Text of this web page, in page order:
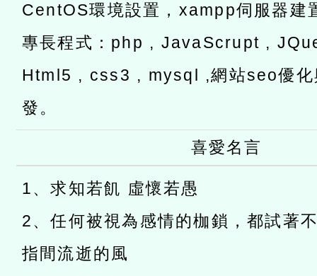
CentOS環境設置，xampp伺服器建
專長程式：php , JavaScrupt ,
Html5 , css3 , mysql ,網站seo優化
發。
喜愛名言
1、求知若飢 虛懷若愚
2、任何被視為感情的枷鎖，都試著
指間流逝的風